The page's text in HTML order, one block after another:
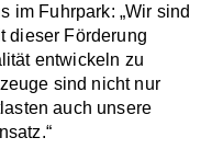
im Fuhrpark: „Wir sind
dieser Förderung
entwickeln zu
sind nicht nur
auch unsere